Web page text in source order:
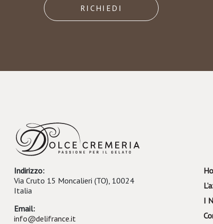
RICHIEDI
Indirizzo:
Via Cruto 15 Moncalieri (TO), 10024
Italia
Email:
info@delifrance.it
I